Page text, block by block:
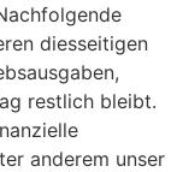
diesseitigen
restlich bleibt.
anderem unser